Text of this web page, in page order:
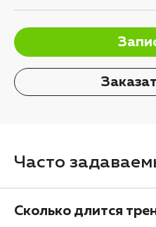
Часто
Сколько длится